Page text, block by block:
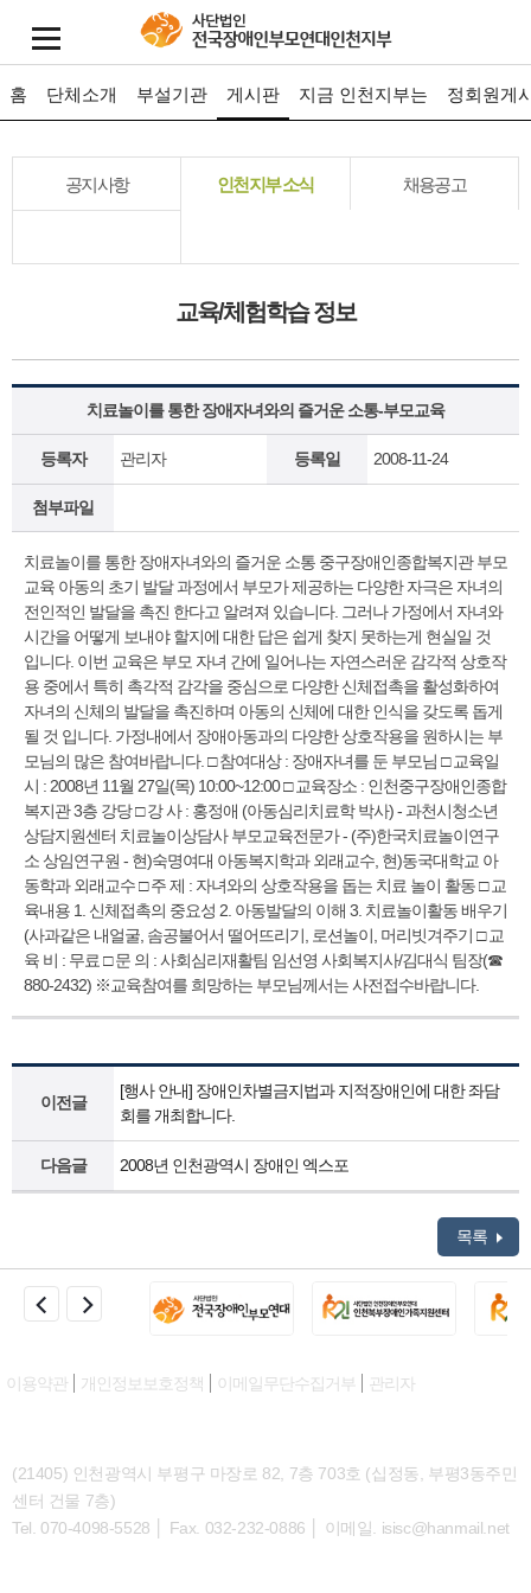
홈 단체소개 부설기관 게시판 지금 인천지부는 정회원게
공지사항 인천지부 소식 채용공고
교육/체험학습 정보
치료놀이를 통한 장애자녀와의 즐거운 소통-부모교육
등록자 관리자 등록일 2008-11-24
첨부파일
치료놀이를 통한 장애자녀와의 즐거운 소통 중구장애인종합복지관 부모
교육 아동의 초기 발달 과정에서 부모가 제공하는 다양한 자극은 자녀의
전인적인 발달을 촉진 한다고 알려져 있습니다. 그러나 가정에서 자녀와
시간을 어떻게 보내야 할지에 대한 답은 쉽게 찾지 못하는게 현실일 것
입니다. 이번 교육은 부모 자녀 간에 일어나는 자연스러운 감각적 상호작
용 중에서 특히 촉각적 감각을 중심으로 다양한 신체접촉을 활성화하여
자녀의 신체의 발달을 촉진하며 아동의 신체에 대한 인식을 갖도록 돕게
될 것 입니다. 가정내에서 장애아동과의 다양한 상호작용을 원하시는 부
모님의 많은 참여바랍니다. □ 참여대상 : 장애자녀를 둔 부모님 □ 교육일
시 : 2008년 11월 27일(목) 10:00~12:00 □ 교육장소 : 인천중구장애인종합
복지관 3층 강당 □ 강 사 : 홍정애 (아동심리치료학 박사) - 과천시청소년
상담지원센터 치료놀이상담사 부모교육전문가 - (주)한국치료놀이연구
소 상임연구원 - 현)숙명여대 아동복지학과 외래교수, 현)동국대학교 아
동학과 외래교수 □ 주 제 : 자녀와의 상호작용을 돕는 치료 놀이 활동 □ 교
육내용 1. 신체접촉의 중요성 2. 아동발달의 이해 3. 치료놀이활동 배우기
(사과같은 내얼굴, 솜공불어서 떨어뜨리기, 로션놀이, 머리빗겨주기 □ 교
육 비 : 무료 □ 문 의 : 사회심리재활팀 임선영 사회복지사/김대식 팀장(☎
880-2432) ※교육참여를 희망하는 부모님께서는 사전접수바랍니다.
이전글
[행사 안내] 장애인차별금지법과 지적장애인에 대한 좌담
회를 개최합니다.
다음글 2008년 인천광역시 장애인 엑스포
목록
이용약관 개인정보보호정책 이메일무단수집거부 관리자
(21405) 인천광역시 부평구 마장로 82, 7층 703호 (십정동, 부평3동주민
센터 건물 7층)
Tel. 070-4098-5528 │ Fax. 032-232-0886 │ 이메일. isisc@hanmail.net